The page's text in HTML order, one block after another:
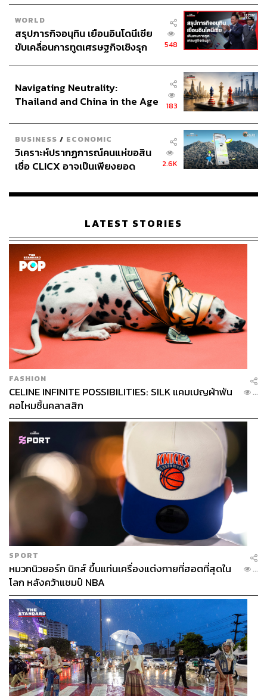
WORLD
สรุปภารกิจอนุทิน เยือนอินโดนีเซีย
ขับเคลื่อนการทูตเศรษฐกิจเชิงรุก
548
Navigating Neutrality:
Thailand and China in the Age
183
BUSINESS / ECONOMIC
วิเคราะห์ปรากฏการณ์คนแห่ขอสิน
เชื่อ CLICX อาจเป็นเพียงยอด
เรือนไทยที่ถูกซุกไว้
2.6K
LATEST STORIES
FASHION
CELINE INFINITE POSSIBILITIES: SILK แคมเปญผ้าพัน
คอไหมชิ้นคลาสสิก
...
SPORT
หมวกนิวยอร์ก นิกส์ ขึ้นแท่นเครื่องแต่งกายที่ฮอตที่สุดใน
โลก หลังคว้าแชมป์ NBA
...